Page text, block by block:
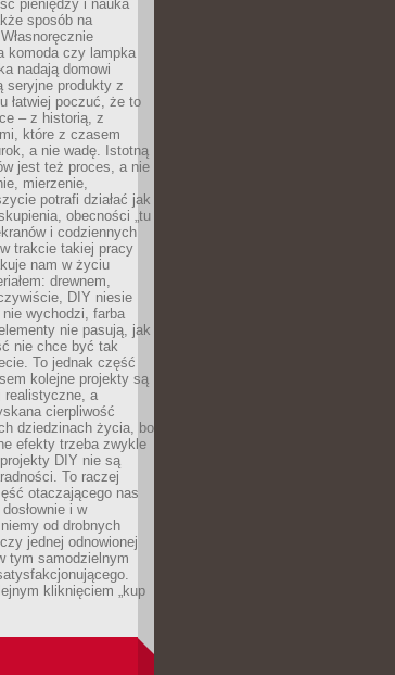
pieniędzy i nauka
sposób na
komoda czy lampka
nadają domowi
seryjne produkty z
łatwiej poczuć, że to
– z historią, z
które z czasem
a nie wadę. Istotną
jest też proces, a nie
mierzenie,
potrafi działać jak
obecności „tu
i codziennych
trakcie takiej pracy
nam w życiu
drewnem,
DIY niesie
wychodzi, farba
nie pasują, jak
nie chce być tak
To jednak część
kolejne projekty są
realistyczne, a
cierpliwość
dziedzinach życia, bo
efekty trzeba zwykle
DIY nie są
To raczej
otaczającego nas
i w
od drobnych
jednej odnowionej
tym samodzielnym
kliknięciem „kup